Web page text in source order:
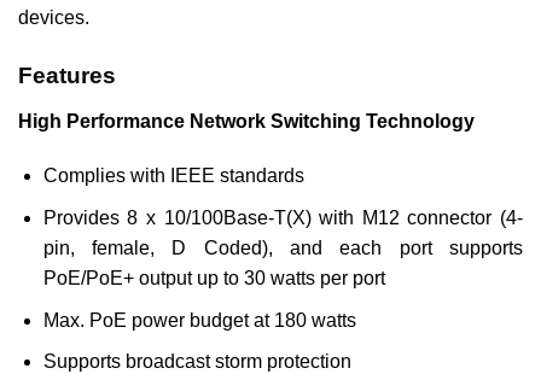
devices.
Features
High Performance Network Switching Technology
Complies with IEEE standards
Provides 8 x 10/100Base-T(X) with M12 connector (4-
pin, female, D Coded), and each port supports
PoE/PoE+ output up to 30 watts per port
Max. PoE power budget at 180 watts
Supports broadcast storm protection